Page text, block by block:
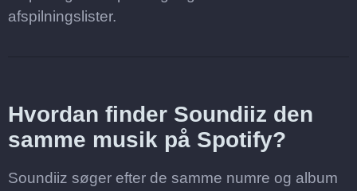
afspilningslister.
Hvordan finder Soundiiz den
samme musik på Spotify?
Soundiiz søger efter de samme numre og album